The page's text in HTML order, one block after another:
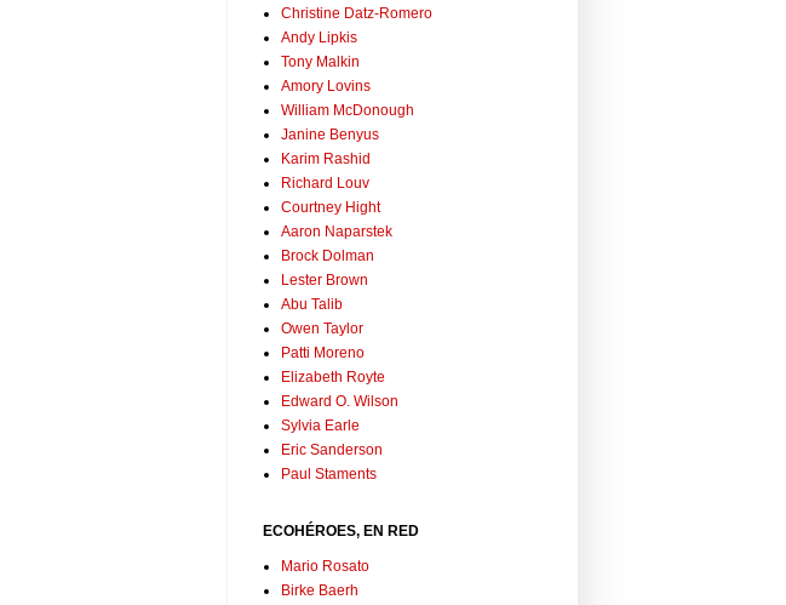
Christine Datz-Romero
Andy Lipkis
Tony Malkin
Amory Lovins
William McDonough
Janine Benyus
Karim Rashid
Richard Louv
Courtney Hight
Aaron Naparstek
Brock Dolman
Lester Brown
Abu Talib
Owen Taylor
Patti Moreno
Elizabeth Royte
Edward O. Wilson
Sylvia Earle
Eric Sanderson
Paul Staments
ECOHÉROES, EN RED
Mario Rosato
Birke Baerh